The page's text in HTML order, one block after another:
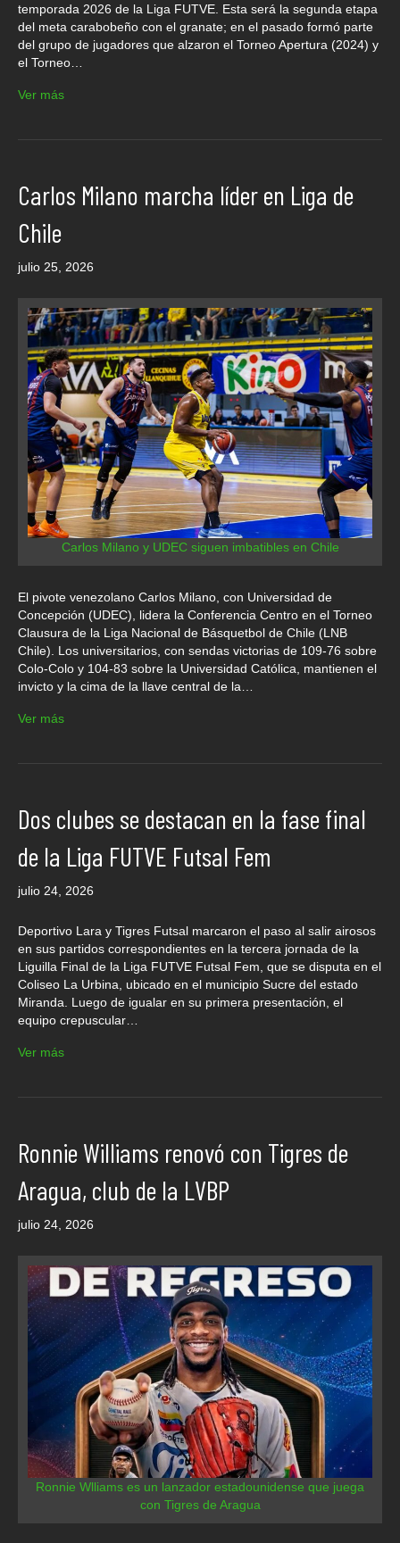
temporada 2026 de la Liga FUTVE. Esta será la segunda etapa
del meta carabobeño con el granate; en el pasado formó parte
del grupo de jugadores que alzaron el Torneo Apertura (2024) y
el Torneo…
Ver más
Carlos Milano marcha líder en Liga de
Chile
julio 25, 2026
Carlos Milano y UDEC siguen imbatibles en Chile
El pivote venezolano Carlos Milano, con Universidad de
Concepción (UDEC), lidera la Conferencia Centro en el Torneo
Clausura de la Liga Nacional de Básquetbol de Chile (LNB
Chile). Los universitarios, con sendas victorias de 109-76 sobre
Colo-Colo y 104-83 sobre la Universidad Católica, mantienen el
invicto y la cima de la llave central de la…
Ver más
Dos clubes se destacan en la fase final
de la Liga FUTVE Futsal Fem
julio 24, 2026
Deportivo Lara y Tigres Futsal marcaron el paso al salir airosos
en sus partidos correspondientes en la tercera jornada de la
Liguilla Final de la Liga FUTVE Futsal Fem, que se disputa en el
Coliseo La Urbina, ubicado en el municipio Sucre del estado
Miranda. Luego de igualar en su primera presentación, el
equipo crepuscular…
Ver más
Ronnie Williams renovó con Tigres de
Aragua, club de la LVBP
julio 24, 2026
Ronnie Wlliams es un lanzador estadounidense que juega
con Tigres de Aragua